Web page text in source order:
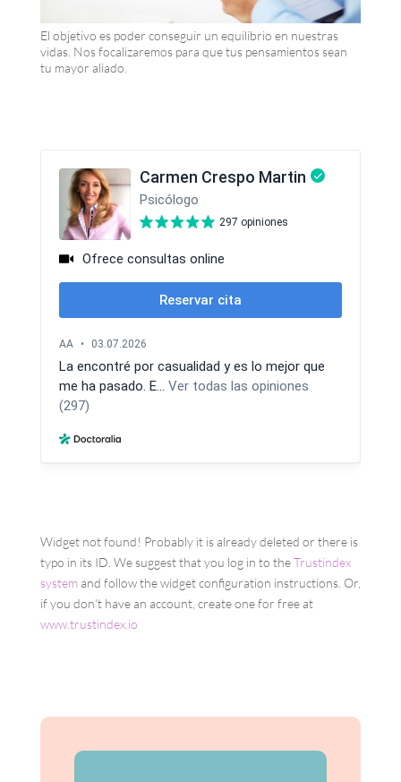
El objetivo es poder conseguir un equilibrio en nuestras
vidas. Nos focalizaremos para que tus pensamientos sean
tu mayor aliado.
Widget not found! Probably it is already deleted or there is
typo in its ID. We suggest that you log in to theTrustindex
system and follow the widget configuration instructions. Or,
if you don't have an account, create one for free at
www.trustindex.io